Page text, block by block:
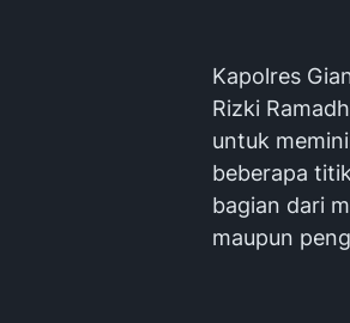
Kapolres
Rizki
untuk
beberapa
bagian dari
maupun